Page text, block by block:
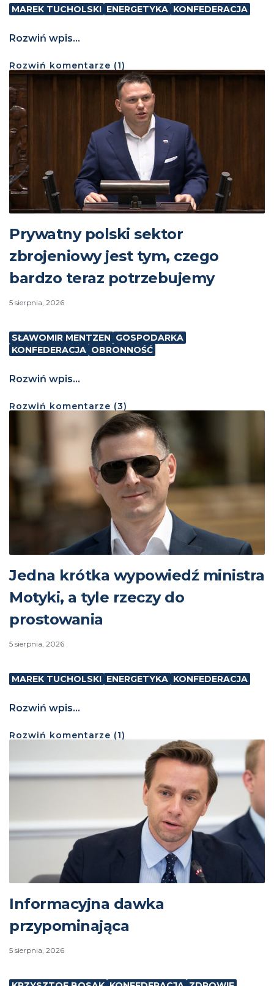
MAREK TUCHOLSKI ENERGETYKA KONFEDERACJA
Rozwiń wpis...
Rozwiń komentarze (1)
Prywatny polski sektor
zbrojeniowy jest tym, czego
bardzo teraz potrzebujemy
5 sierpnia, 2026
SŁAWOMIR MENTZEN GOSPODARKA
KONFEDERACJA OBRONNOŚĆ
Rozwiń wpis...
Rozwiń komentarze (3)
Jedna krótka wypowiedź ministra
Motyki, a tyle rzeczy do
prostowania
5 sierpnia, 2026
MAREK TUCHOLSKI ENERGETYKA KONFEDERACJA
Rozwiń wpis...
Rozwiń komentarze (1)
Informacyjna dawka
przypominająca
5 sierpnia, 2026